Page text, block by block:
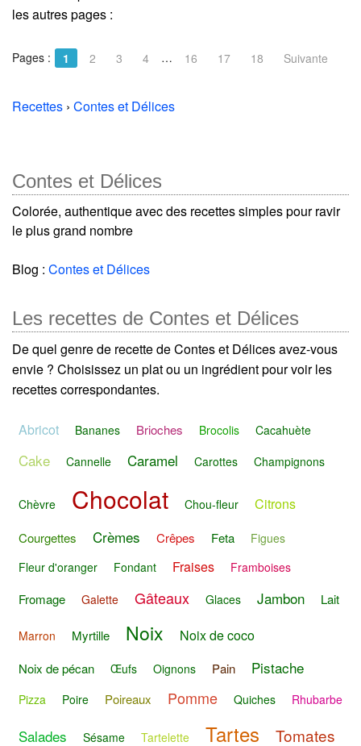
les autres pages :
Pages : 1 2 3 4 … 16 17 18 Suivante
Recettes › Contes et Délices
Contes et Délices
Colorée, authentique avec des recettes simples pour ravir
le plus grand nombre
Blog : Contes et Délices
Les recettes de Contes et Délices
De quel genre de recette de Contes et Délices avez-vous
envie ? Choisissez un plat ou un ingrédient pour voir les
recettes correspondantes.
Abricot Bananes Brioches Brocolis Cacahuète
Cake Cannelle Caramel Carottes Champignons
Chèvre Chocolat Chou-fleur Citrons
Courgettes Crèmes Crêpes Feta
Figues
Fleur d'oranger
Fondant Fraises Framboises
Fromage Galette Gâteaux Glaces Jambon Lait
Marron Myrtille Noix Noix de coco
Noix de pécan Œufs Oignons Pain Pistache
Pizza Poire Poireaux Pomme Quiches Rhubarbe
Salades Sésame Tartelette Tartes Tomates